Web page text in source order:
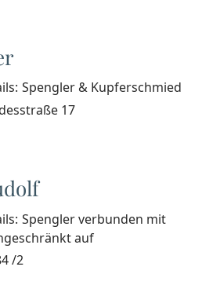
Spengler & Kupferschmied
17
Spengler verbunden mit
auf
/2